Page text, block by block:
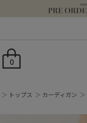
0
トップス カーディガン